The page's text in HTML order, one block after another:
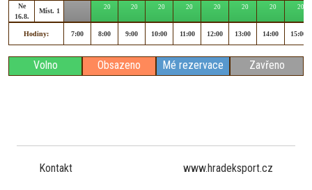
Ne
16.8.
Míst. 1 20 20 20 20 20 20 20 20
Hodiny: 7:00 8:00 9:00 10:00 11:00 12:00 13:00 14:00 15:00
Volno Obsazeno Mé rezervace Zavřeno
Kontakt www.hradeksport.cz